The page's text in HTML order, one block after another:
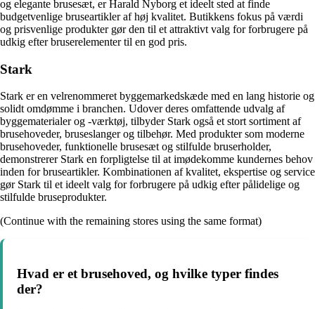
og elegante brusesæt, er Harald Nyborg et ideelt sted at finde
budgetvenlige bruseartikler af høj kvalitet. Butikkens fokus på værdi
og prisvenlige produkter gør den til et attraktivt valg for forbrugere på
udkig efter bruserelementer til en god pris.
Stark
Stark er en velrenommeret byggemarkedskæde med en lang historie og
solidt omdømme i branchen. Udover deres omfattende udvalg af
byggematerialer og -værktøj, tilbyder Stark også et stort sortiment af
brusehoveder, bruseslanger og tilbehør. Med produkter som moderne
brusehoveder, funktionelle brusesæt og stilfulde bruserholder,
demonstrerer Stark en forpligtelse til at imødekomme kundernes behov
inden for bruseartikler. Kombinationen af kvalitet, ekspertise og service
gør Stark til et ideelt valg for forbrugere på udkig efter pålidelige og
stilfulde bruseprodukter.
(Continue with the remaining stores using the same format)
Hvad er et brusehoved, og hvilke typer findes
der?